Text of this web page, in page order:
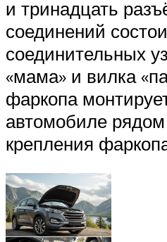
и тринадцать
соединений
соединительных
«мама» и вилка
фаркопа
автомобиле
крепления